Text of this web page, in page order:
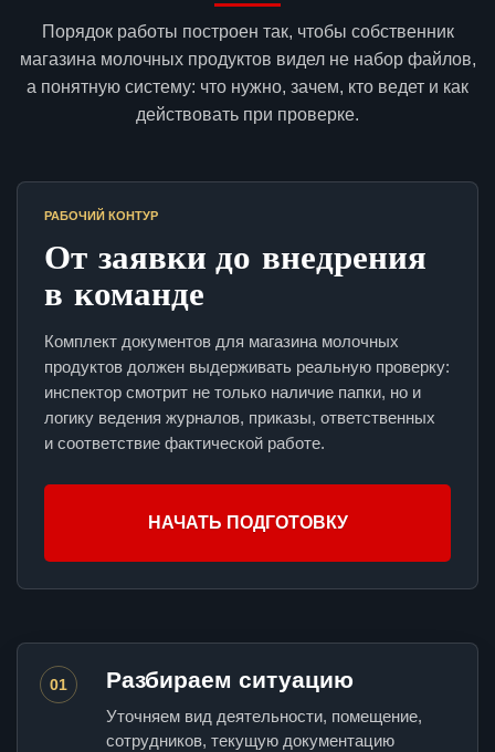
Порядок работы построен так, чтобы собственник
магазина молочных продуктов видел не набор файлов,
а понятную систему: что нужно, зачем, кто ведет и как
действовать при проверке.
РАБОЧИЙ КОНТУР
От заявки до внедрения
в команде
Комплект документов для магазина молочных
продуктов должен выдерживать реальную проверку:
инспектор смотрит не только наличие папки, но и
логику ведения журналов, приказы, ответственных
и соответствие фактической работе.
НАЧАТЬ ПОДГОТОВКУ
01 Разбираем ситуацию
Уточняем вид деятельности, помещение,
сотрудников, текущую документацию